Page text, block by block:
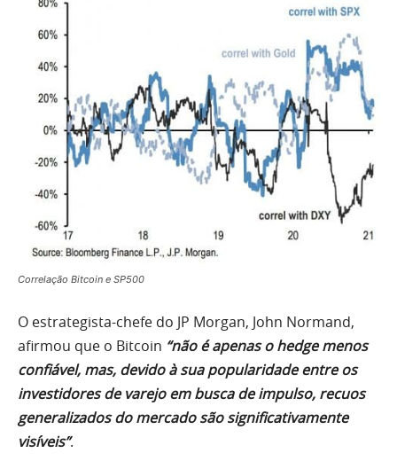
Correlação Bitcoin e SP500
O estrategista-chefe do JP Morgan, John Normand,
afirmou que o Bitcoin “não é apenas o hedge menos
confiável, mas, devido à sua popularidade entre os
investidores de varejo em busca de impulso, recuos
generalizados do mercado são significativamente
visíveis”.